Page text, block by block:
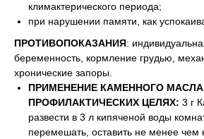
климактерического периода;
при нарушении памяти, как
ПРОТИВОПОКАЗАНИЯ:
беременность, кормление грудью,
хронические запоры.
ПРИМЕНЕНИЕ КАМЕННОГО
ПРОФИЛАКТИЧЕСКИХ ЦЕЛЯХ: 3 г
развести в 3 л кипяченой воды
перемешать, оставить не менее